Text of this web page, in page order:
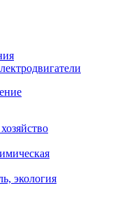
экология